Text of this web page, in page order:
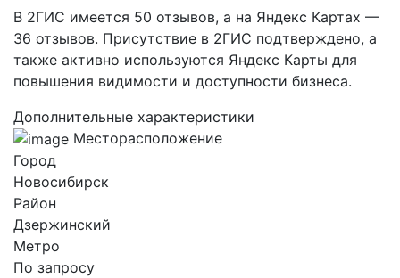
В 2ГИС имеется 50 отзывов, а на Яндекс Картах —
36 отзывов. Присутствие в 2ГИС подтверждено, а
также активно используются Яндекс Карты для
повышения видимости и доступности бизнеса.
Дополнительные характеристики
Месторасположение
Город
Новосибирск
Район
Дзержинский
Метро
По запросу